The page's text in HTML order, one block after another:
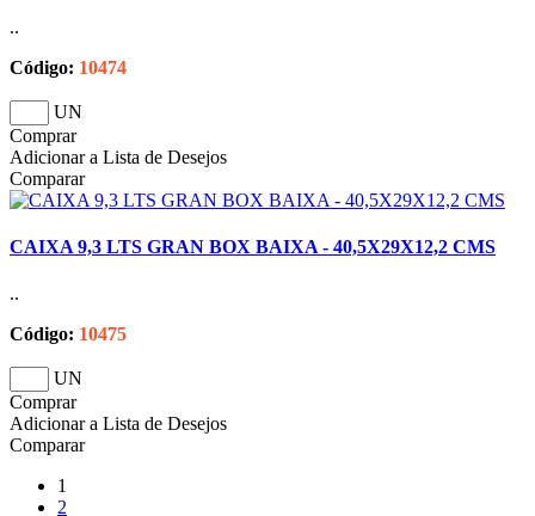
..
Código: 10474
UN
Comprar
Adicionar a Lista de Desejos
Comparar
CAIXA 9,3 LTS GRAN BOX BAIXA - 40,5X29X12,2 CMS
..
Código: 10475
UN
Comprar
Adicionar a Lista de Desejos
Comparar
1
2